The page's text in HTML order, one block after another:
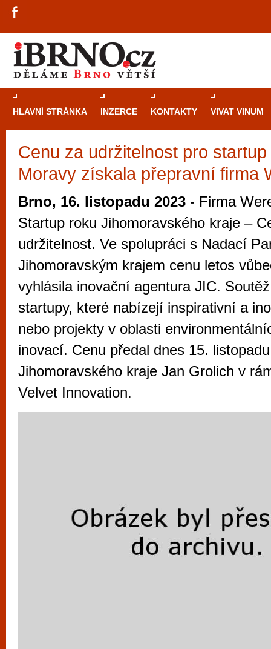
HLAVNÍ STRÁNKA INZERCE KONTAKTY VIVAT VINUM
Cenu za udržitelnost pro
Moravy získala přepravní firma
Brno, 16. listopadu 2023 - Firma
Startup roku Jihomoravského kraje –
udržitelnost. Ve spolupráci s Nadací
Jihomoravským krajem cenu letos
vyhlásila inovační agentura JIC.
startupy, které nabízejí inspirativní a
nebo projekty v oblasti
inovací. Cenu předal dnes 15.
Jihomoravského kraje Jan Grolich v
Velvet Innovation.
Průvodce
Brně: Od
Brno je
zajímavé
restaurace,
Mimo jiné je ale také místem, kde si
vyzkoušet různé kasinové hry. V
metropoli naleznete širokou nabídku her
po moderní automaty jak pro pravidelné
příležitostné hráče. V...